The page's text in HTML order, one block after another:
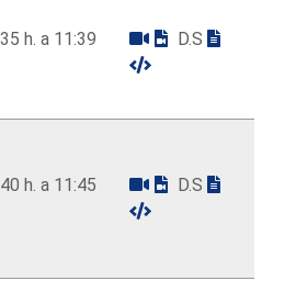
h. a 11:39
D.S
h. a 11:45
D.S